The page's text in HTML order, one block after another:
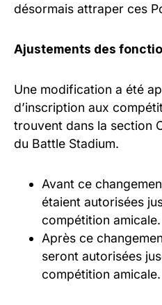
désormais attraper ces
Ajustements des
Une modification a été
d’inscription aux
trouvent dans la section
du Battle Stadium.
Avant ce
étaient autorisées
compétition amicale.
Après ce
seront autorisées
compétition amicale.